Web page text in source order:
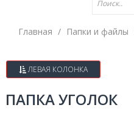
Главная Папки и файлы
ЛЕВАЯ КОЛОНКА
ПАПКА УГОЛОК